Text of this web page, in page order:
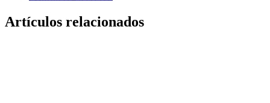
Artículos relacionados